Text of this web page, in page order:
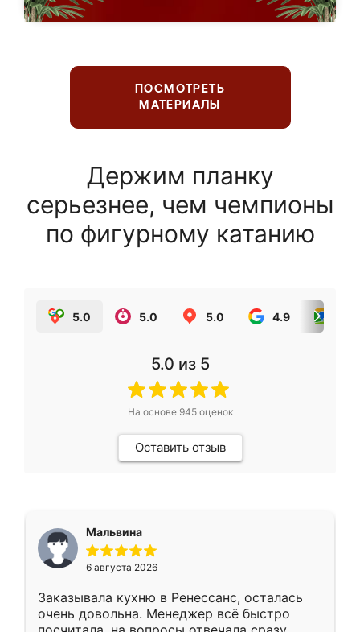
ПОСМОТРЕТЬ
МАТЕРИАЛЫ
Держим планку
серьезнее, чем чемпионы
по фигурному катанию
5.0 5.0 5.0 4.9
5.0 из 5
На основе 945оценок
Оставить отзыв
Мальвина
6 августа 2026
Заказывала кухню в Ренессанс, осталась
очень довольна. Менеджер всё быстро